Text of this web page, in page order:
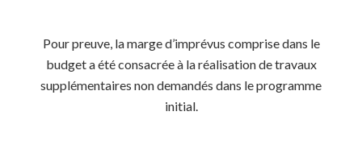
Pour preuve, la marge d’imprévus comprise dans le
budget a été consacrée à la réalisation de travaux
supplémentaires non demandés dans le programme
initial.